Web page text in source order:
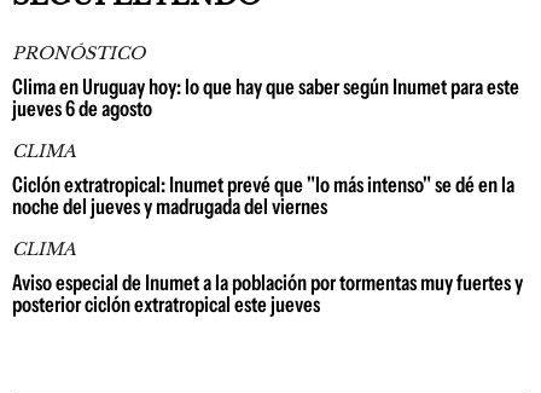
PRONÓSTICO
Clima en Uruguay hoy: lo que hay que saber según Inumet para este
jueves 6 de agosto
CLIMA
Ciclón extratropical: Inumet prevé que "lo más intenso" se dé en la
noche del jueves y madrugada del viernes
CLIMA
Aviso especial de Inumet a la población por tormentas muy fuertes y
posterior ciclón extratropical este jueves